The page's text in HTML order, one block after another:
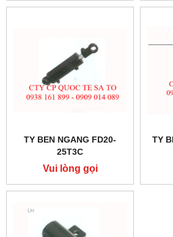
TY BEN NGANG FD20-
25T3C
Vui lòng gọi
TY